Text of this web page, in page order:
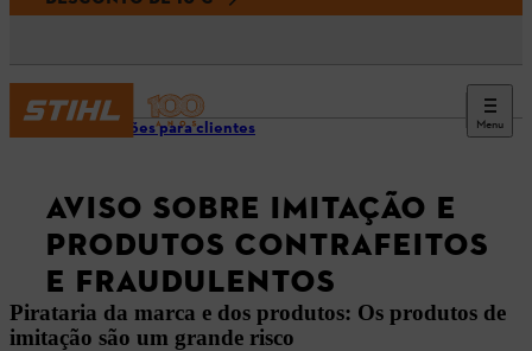
Menu
Indicações para clientes
AVISO SOBRE IMITAÇÃO E
PRODUTOS CONTRAFEITOS
E FRAUDULENTOS
Pirataria da marca e dos produtos: Os produtos de
imitação são um grande risco